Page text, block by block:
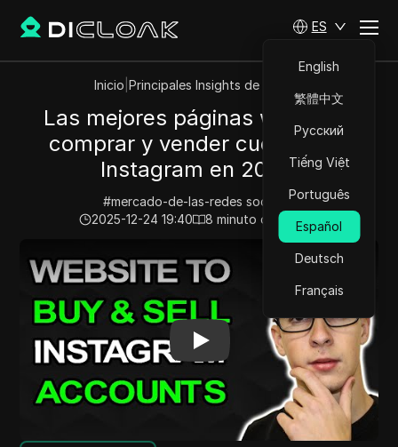
ES
English
繁體中文
Русский
Tiếng Việt
Português
Español
Deutsch
Français
Inicio Principales Insights de Videos
Las mejores páginas web para
comprar y vender cuentas de
Instagram en 2026.
#mercado-de-las-redes socialesi
2025-12-24 19:40
8 minuto de lectura
Las mejores páginas web para comprar y